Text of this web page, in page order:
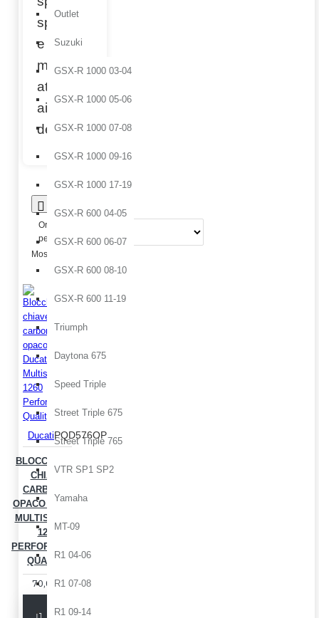
Outlet
Suzuki
GSX-R 1000 03-04
GSX-R 1000 05-06
GSX-R 1000 07-08
GSX-R 1000 09-16
GSX-R 1000 17-19
GSX-R 600 04-05
GSX-R 600 06-07
GSX-R 600 08-10
GSX-R 600 11-19
Triumph
Daytona 675
Speed Triple
Street Triple 675
Street Triple 765
VTR SP1 SP2
Yamaha
MT-09
R1 04-06
R1 07-08
R1 09-14
sportivo
e
massima
attenzione
ai
dettagli.
Ordina
per:
Mostrare:
DucatiPQD576OP
BLOCCHETTO
CHIAVE
CARBONIO
OPACO DUCATI
MULTISTRADA
1260
PERFORMANCE
QUALITY
70,00€